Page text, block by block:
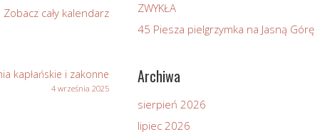
Zobacz cały kalendarz
kapłańskie i zakonne
4 września 2025
ZWYKŁA
45 Piesza pielgrzymka na Jasną Górę
Archiwa
sierpień 2026
lipiec 2026